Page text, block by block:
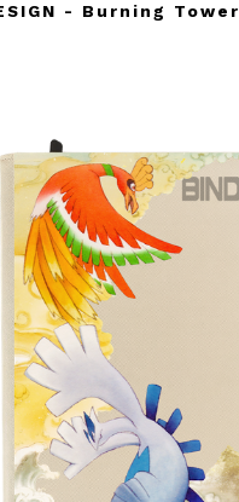
- Burning Tower